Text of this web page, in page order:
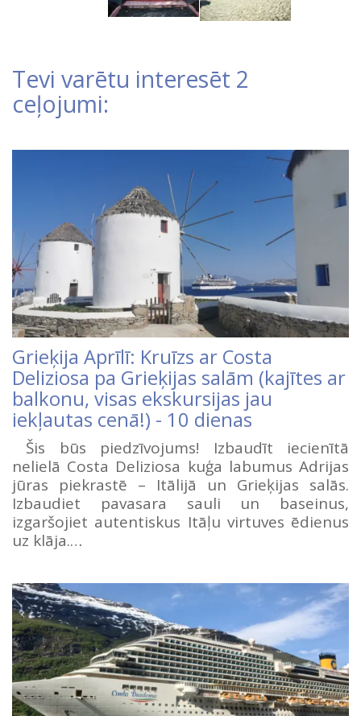
Tevi varētu interesēt 2
ceļojumi:
Grieķija Aprīlī: Kruīzs ar Costa
Deliziosa pa Grieķijas salām (kajītes ar
balkonu, visas ekskursijas jau
iekļautas cenā!) - 10 dienas
Šis būs piedzīvojums! Izbaudīt iecienītā
nelielā Costa Deliziosa kuģa labumus Adrijas
jūras piekrastē – Itālijā un Grieķijas salās.
Izbaudiet pavasara sauli un baseinus,
izgaršojiet autentiskus Itāļu virtuves ēdienus
uz klāja.…